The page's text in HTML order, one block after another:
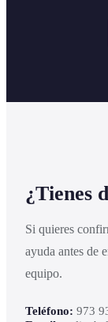
¿Tienes
Si quieres
ayuda antes de
equipo.
Teléfono: 973